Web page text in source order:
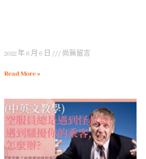
2022 年 6 月 6 日 尚無留言
Read More »